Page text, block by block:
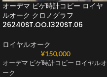
オーデマ ピゲ時計コピー ロイヤ
ルオーク クロノグラフ
26240ST.OO.1320ST.06
ロイヤルオーク
¥150,000
オーデマ ピゲ時計コピー ロイヤルオ
ーク